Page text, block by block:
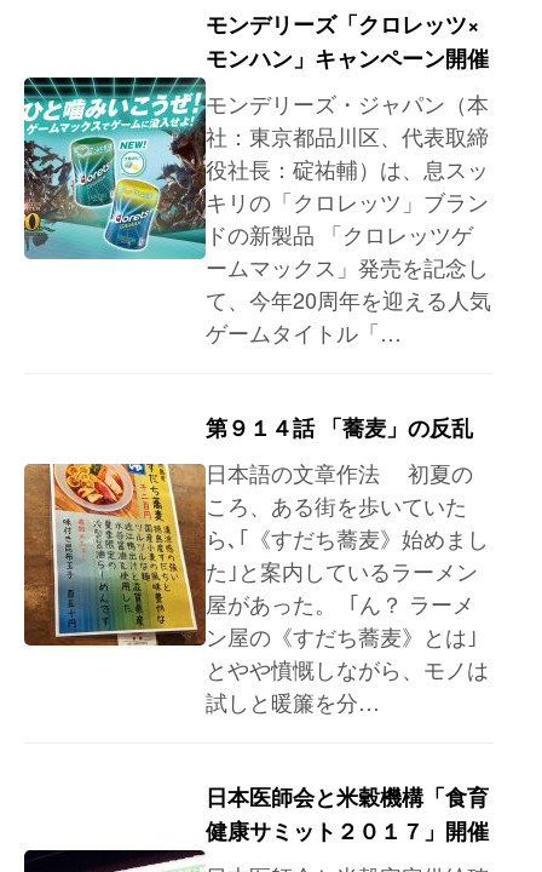
モンデリーズ「クロレッツ×
モンハン」キャンペーン開催
モンデリーズ・ジャパン（本
社：東京都品川区、代表取締
役社長：碇祐輔）は、息スッ
キリの「クロレッツ」ブラン
ドの新製品 「クロレッツゲ
ームマックス」発売を記念し
て、今年20周年を迎える人気
ゲームタイトル「…
第９１４話 「蕎麦」の反乱
日本語の文章作法 初夏の
ころ、ある街を歩いていた
ら､｢《すだち蕎麦》始めまし
た｣と案内しているラーメン
屋があった。 ｢ん？ ラーメ
ン屋の《すだち蕎麦》とは｣
とやや憤慨しながら、モノは
試しと暖簾を分…
日本医師会と米穀機構「食育
健康サミット２０１７」開催